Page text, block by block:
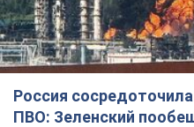
Россия
ПВО: Зеленский